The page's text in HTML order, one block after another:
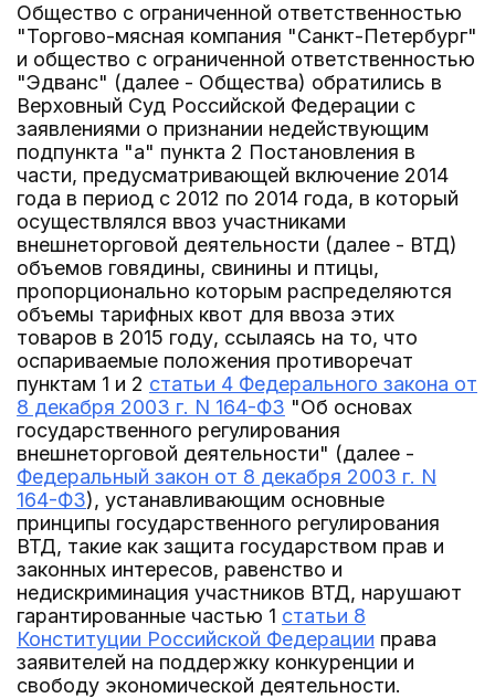
Общество с ограниченной ответственностью
"Торгово-мясная компания "Санкт-Петербург"
и общество с ограниченной ответственностью
"Эдванс" (далее - Общества) обратились в
Верховный Суд Российской Федерации с
заявлениями о признании недействующим
подпункта "а" пункта 2 Постановления в
части, предусматривающей включение 2014
года в период с 2012 по 2014 года, в который
осуществлялся ввоз участниками
внешнеторговой деятельности (далее - ВТД)
объемов говядины, свинины и птицы,
пропорционально которым распределяются
объемы тарифных квот для ввоза этих
товаров в 2015 году, ссылаясь на то, что
оспариваемые положения противоречат
пунктам 1 и 2 статьи 4 Федерального закона от
8 декабря 2003 г. N 164-ФЗ "Об основах
государственного регулирования
внешнеторговой деятельности" (далее -
Федеральный закон от 8 декабря 2003 г. N
164-ФЗ), устанавливающим основные
принципы государственного регулирования
ВТД, такие как защита государством прав и
законных интересов, равенство и
недискриминация участников ВТД, нарушают
гарантированные частью 1 статьи 8
Конституции Российской Федерации права
заявителей на поддержку конкуренции и
свободу экономической деятельности.